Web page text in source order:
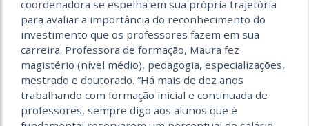
coordenadora se espelha em sua própria trajetória
para avaliar a importância do reconhecimento do
investimento que os professores fazem em sua
carreira. Professora de formação, Maura fez
magistério (nível médio), pedagogia, especializações,
mestrado e doutorado. “Há mais de dez anos
trabalhando com formação inicial e continuada de
professores, sempre digo aos alunos que é